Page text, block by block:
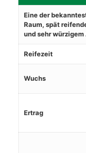
Eine der
Raum, spät
und sehr würzigem
Reifezeit
Wuchs
Ertrag